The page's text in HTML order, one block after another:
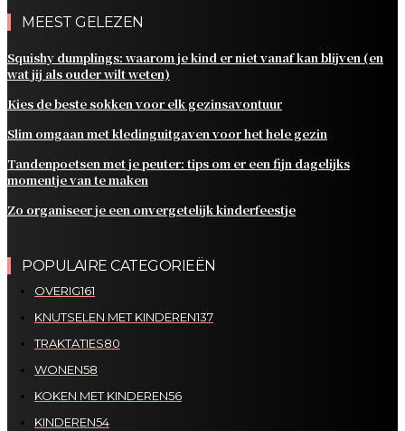
MEEST GELEZEN
Squishy dumplings: waarom je kind er niet vanaf kan blijven (en
wat jij als ouder wilt weten)
Kies de beste sokken voor elk gezinsavontuur
Slim omgaan met kledinguitgaven voor het hele gezin
Tandenpoetsen met je peuter: tips om er een fijn dagelijks
momentje van te maken
Zo organiseer je een onvergetelijk kinderfeestje
POPULAIRE CATEGORIEËN
OVERIG161
KNUTSELEN MET KINDEREN137
TRAKTATIES80
WONEN58
KOKEN MET KINDEREN56
KINDEREN54